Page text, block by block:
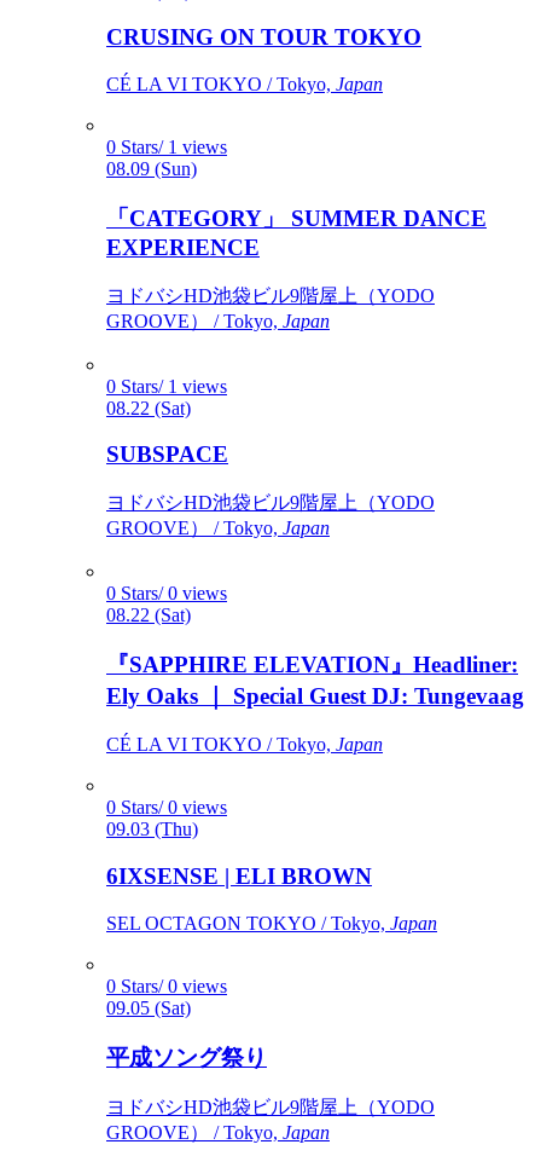
CRUSING ON TOUR TOKYO
CÉ LA VI TOKYO / Tokyo, Japan
0 Stars/ 1 views
08.09 (Sun)
「CATEGORY」 SUMMER DANCE
EXPERIENCE
ヨドバシHD池袋ビル9階屋上（YODO
GROOVE） / Tokyo, Japan
0 Stars/ 1 views
08.22 (Sat)
SUBSPACE
ヨドバシHD池袋ビル9階屋上（YODO
GROOVE） / Tokyo, Japan
0 Stars/ 0 views
08.22 (Sat)
『SAPPHIRE ELEVATION』Headliner:
Ely Oaks ｜ Special Guest DJ: Tungevaag
CÉ LA VI TOKYO / Tokyo, Japan
0 Stars/ 0 views
09.03 (Thu)
6IXSENSE | ELI BROWN
SEL OCTAGON TOKYO / Tokyo, Japan
0 Stars/ 0 views
09.05 (Sat)
平成ソング祭り
ヨドバシHD池袋ビル9階屋上（YODO
GROOVE） / Tokyo, Japan